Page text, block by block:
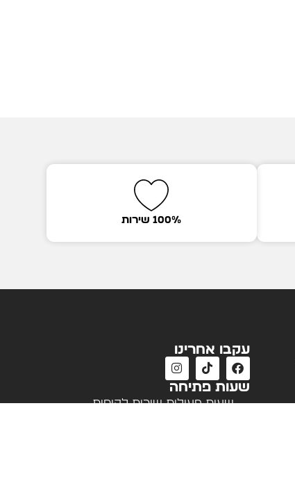
100% שירות
עקבו אחרינו
שעות פתיחה
שעות פעילות שירות לקוחות